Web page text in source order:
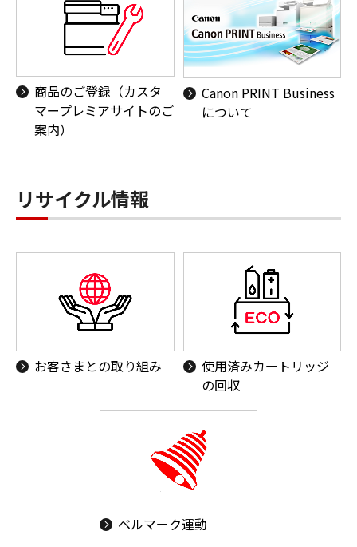
商品のご登録（カスタ
マープレミアサイトのご
案内）
Canon PRINT Business
について
リサイクル情報
お客さまとの取り組み
使用済みカートリッジ
の回収
ベルマーク運動